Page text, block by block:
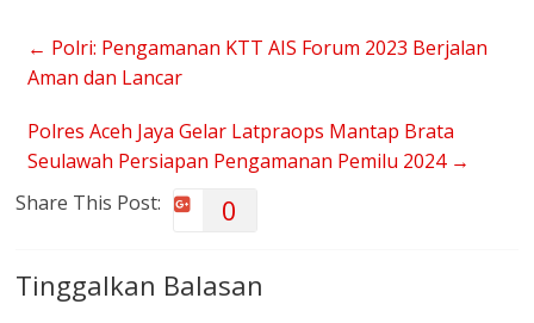
← Polri: Pengamanan KTT AIS Forum 2023 Berjalan
Aman dan Lancar
Polres Aceh Jaya Gelar Latpraops Mantap Brata
Seulawah Persiapan Pengamanan Pemilu 2024 →
Share This Post:
0
Tinggalkan Balasan